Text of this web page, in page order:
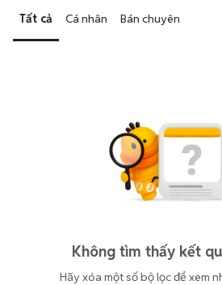
Tất cả Cá nhân Bán chuyên
Không tìm thấy kết
Hãy xóa một số bộ lọc để xem